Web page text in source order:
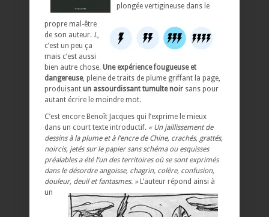
plongée vertigineuse dans le
propre mal-être
de son auteur. L
c’est un peu ça
mais c’est aussi
bien autre chose. Une expérience fougueuse et
dangereuse, pleine de traits de plume griffant la page,
produisant un assourdissant tumulte noir sans pour
autant écrire le moindre mot.
C’est encore Benoît Jacques qui l’exprime le mieux
dans un court texte introductif. « Un jaillissement de
dessins à la plume et à l’encre de Chine, crachés, grattés,
noircis, jetés sur le papier sans schéma ou esquisses
préalables a été l’un des territoires où se sont exprimés
dans le désordre angoisse, chagrin, colère, confusion,
douleur, deuil et fantasmes. » L’auteur répond ainsi à
un